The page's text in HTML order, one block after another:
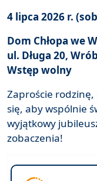
4 lipca 2026 r.
Dom Chłopa we
ul. Długa 20,
Wstęp wolny
Zaproście rodzinę,
się, aby wspólnie
wyjątkowy
zobaczenia!